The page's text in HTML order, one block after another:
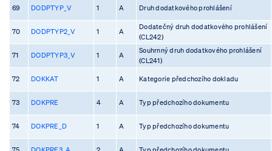
69 DODPTYP_V 1 A Druh dodatkového prohlášení
70 DODPTYP2_V 1 A
Dodatečný druh dodatkového prohlášení
(CL242)
71 DODPTYP3_V 1 A
Souhrnný druh dodatkového prohlášení
(CL241)
72 DOKKAT 1 A Kategorie předchozího dokladu
73 DOKPRE 4 A Typ předchozího dokumentu
74 DOKPRE_D 1 A Typ předchozího dokumentu